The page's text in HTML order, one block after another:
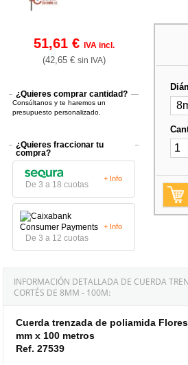
51,61 € IVA incl.
(42,65 € sin IVA)
¿Quieres comprar cantidad?
Consúltanos y te haremos un
presupuesto personalizado.
¿Quieres fraccionar tu
compra?
De 3 a 18 cuotas
+ Info
De 3 a 12 cuotas
+ Info
INFORMACIÓN DETALLADA DE CUERDA
CORTÉS DE 8MM - 100M:
Cuerda trenzada de poliamida
mm x 100 metros
Ref. 27539